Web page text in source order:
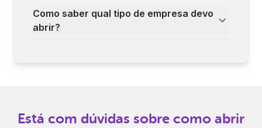
Como saber qual tipo de empresa devo
abrir?
Está com dúvidas sobre como abrir